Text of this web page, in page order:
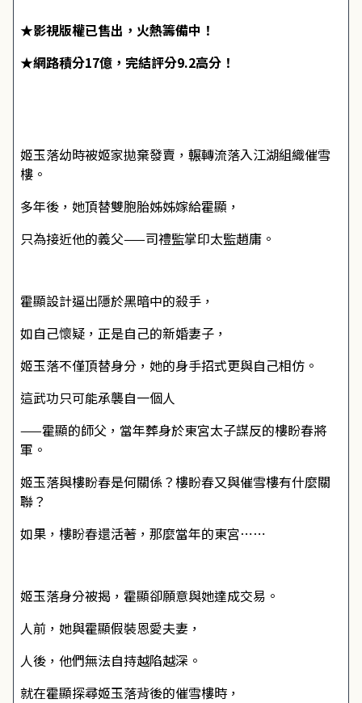
★影視版權已售出，火熱籌備中！
★網路積分17億，完結評分9.2高分！
姬玉落幼時被姬家拋棄發賣，輾轉流落入江湖組織催雪
樓。
多年後，她頂替雙胞胎姊姊嫁給霍顯，
只為接近他的義父——司禮監掌印太監趙庸。
霍顯設計逼出隱於黑暗中的殺手，
如自己懷疑，正是自己的新婚妻子，
姬玉落不僅頂替身分，她的身手招式更與自己相仿。
這武功只可能承襲自一個人
——霍顯的師父，當年葬身於東宮太子謀反的樓盼春將
軍。
姬玉落與樓盼春是何關係？樓盼春又與催雪樓有什麼關
聯？
如果，樓盼春還活著，那麼當年的東宮⋯⋯
姬玉落身分被揭，霍顯卻願意與她達成交易。
人前，她與霍顯假裝恩愛夫妻，
人後，他們無法自持越陷越深。
就在霍顯探尋姬玉落背後的催雪樓時，